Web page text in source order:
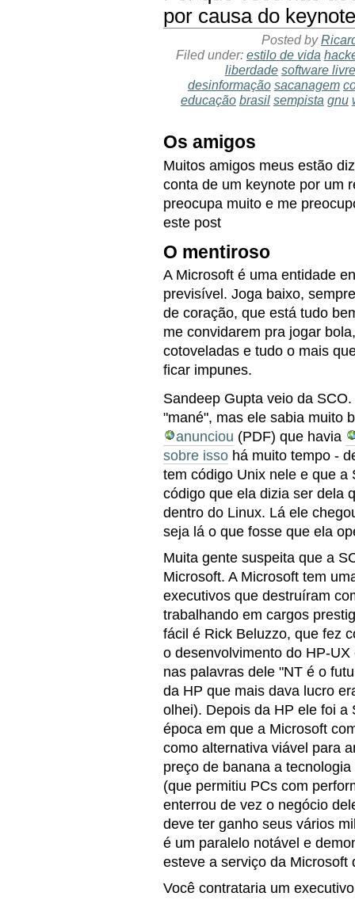
por causa do
Posted by
Filed under: estilo de vida
liberdade software livre
desinformação sacanagem
educação brasil sempista gnu
Os amigos
Muitos amigos meus estão
conta de um keynote por um
preocupa muito e me
este post
O mentiroso
A Microsoft é uma entidade
previsível. Joga baixo,
de coração, que está tudo
me convidarem pra jogar
cotoveladas e tudo o mais
ficar impunes.
Sandeep Gupta veio da
"mané", mas ele sabia muito
anunciou (PDF) que havia
sobre isso há muito tempo -
tem código Unix nele e que a
código que ela dizia ser dela
dentro do Linux. Lá ele
seja lá o que fosse que ela
Muita gente suspeita que a
Microsoft. A Microsoft tem
executivos que destruíram
trabalhando em cargos
fácil é Rick Beluzzo, que fez
o desenvolvimento do HP-
nas palavras dele "NT é o
da HP que mais dava lucro
olhei). Depois da HP ele foi
época em que a Microsoft
como alternativa viável para
preço de banana a
(que permitiu PCs com
enterrou de vez o negócio
deve ter ganho seus vários
é um paralelo notável e
esteve a serviço da Microsoft
Você contrataria um